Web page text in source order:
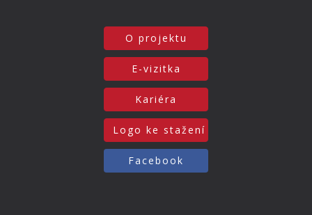
O projektu
E-vizitka
Kariéra
Logo ke stažení
Facebook